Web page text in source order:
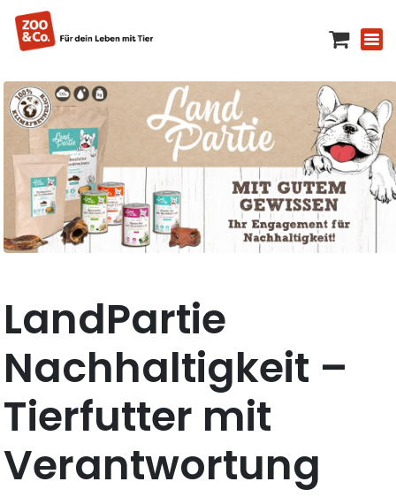
LandPartie
Nachhaltigkeit –
Tierfutter mit
Verantwortung